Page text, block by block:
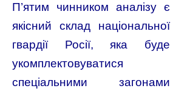
П’ятим чинником аналізу є
якісний склад національної
гвардії Росії, яка буде
укомплектовуватися
спеціальними загонами